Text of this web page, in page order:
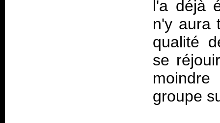
l'a déjà
n'y aura
qualité
se
groupe